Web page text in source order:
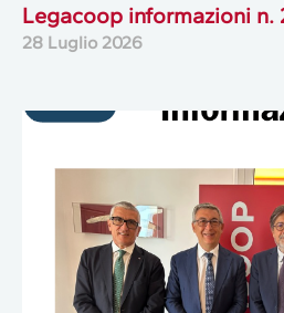
Legacoop informazioni n.
28 Luglio 2026